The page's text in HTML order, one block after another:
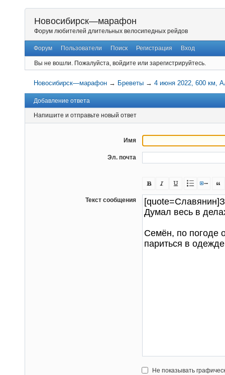
Новосибирск—марафон
Форум любителей длительных велосипедных рейдов
Форум Пользователи Поиск Регистрация Вход
Вы не вошли. Пожалуйста, войдите или зарегистрируйтесь.
Новосибирск—марафон → Бреветы →4 июня 2022, 600 км,
Добавление ответа
Напишите и отправьте новый ответ
Имя
Эл. почта
Текст сообщения
Не показывать